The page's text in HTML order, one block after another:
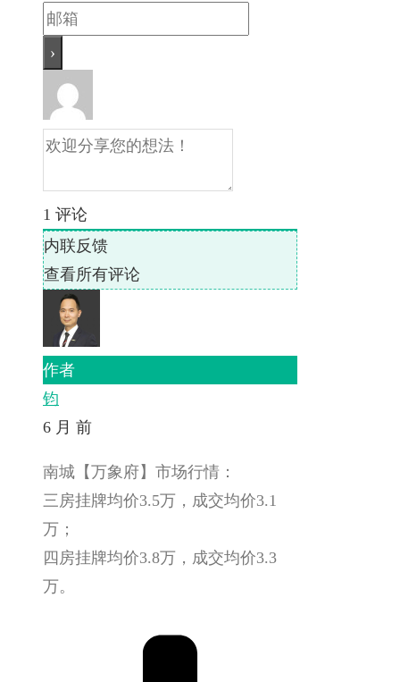
1 评论
内联反馈
查看所有评论
作者
钧
6 月 前
南城【万象府】市场行情：
三房挂牌均价3.5万，成交均价3.1
万；
四房挂牌均价3.8万，成交均价3.3
万。